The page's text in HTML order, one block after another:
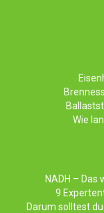
Wie
NADH –
9
Darum solltest